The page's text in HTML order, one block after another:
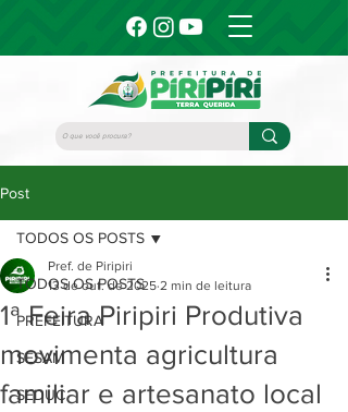
Post
TODOS OS POSTS
PREFEITURA
SESAM
SEDUC
TODOS OS POSTS
1ª Feira Piripiri Produtiva
movimenta agricultura
familiar e artesanato local
Pref. de Piripiri
13 de out. de 2025 2 min de leitura